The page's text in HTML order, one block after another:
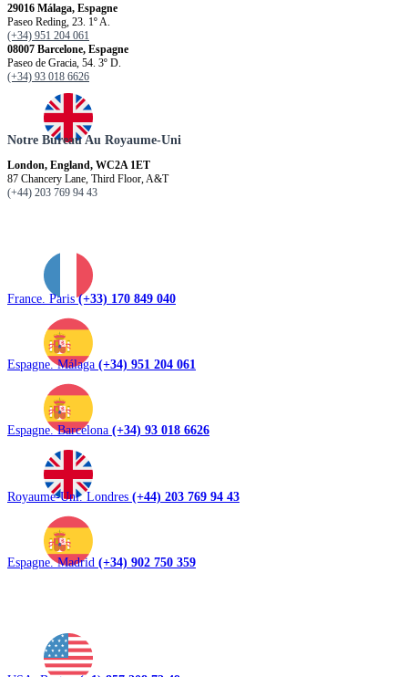
29016 Málaga, Espagne
Paseo Reding, 23. 1º A.
(+34) 951 204 061
08007 Barcelone, Espagne
Paseo de Gracia, 54. 3º D.
(+34) 93 018 6626
Notre Bureau Au Royaume-Uni
London, England, WC2A 1ET
87 Chancery Lane, Third Floor, A&T
(+44) 203 769 94 43
France. Paris(+33) 170 849 040
Espagne. Málaga (+34) 951 204 061
Espagne. Barcelona (+34) 93 018 6626
Royaume-Uni. Londres (+44) 203 769 94 43
Espagne. Madrid (+34) 902 750 359